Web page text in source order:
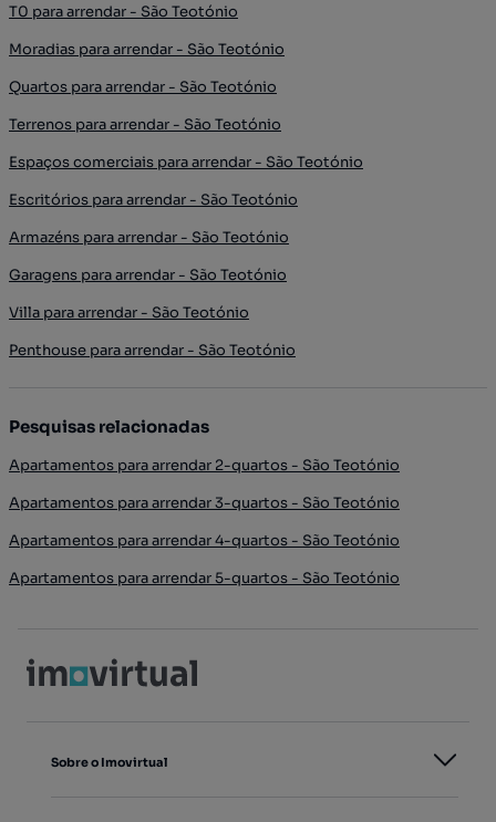
T0 para arrendar - São Teotónio
Moradias para arrendar - São Teotónio
Quartos para arrendar - São Teotónio
Terrenos para arrendar - São Teotónio
Espaços comerciais para arrendar - São Teotónio
Escritórios para arrendar - São Teotónio
Armazéns para arrendar - São Teotónio
Garagens para arrendar - São Teotónio
Villa para arrendar - São Teotónio
Penthouse para arrendar - São Teotónio
Pesquisas relacionadas
Apartamentos para arrendar 2-quartos - São Teotónio
Apartamentos para arrendar 3-quartos - São Teotónio
Apartamentos para arrendar 4-quartos - São Teotónio
Apartamentos para arrendar 5-quartos - São Teotónio
Sobre o Imovirtual